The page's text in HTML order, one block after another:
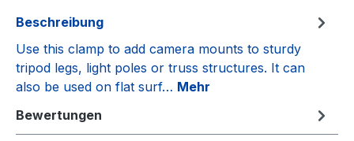
Beschreibung
Use this clamp to add camera mounts to sturdy
tripod legs, light poles or truss structures. It can
also be used on flat surf… Mehr
Bewertungen